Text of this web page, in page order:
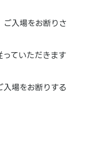
ご入場をお断りさ
っていただきます
入場をお断りする